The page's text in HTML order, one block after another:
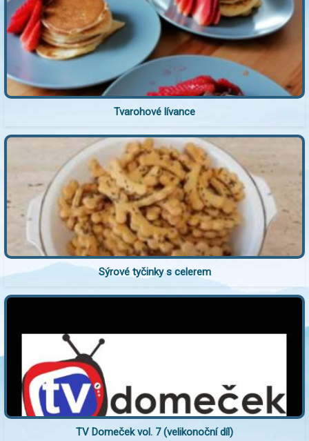
Tvarohové lívance
Sýrové tyčinky s celerem
TV Domeček vol. 7 (velikonoční díl)